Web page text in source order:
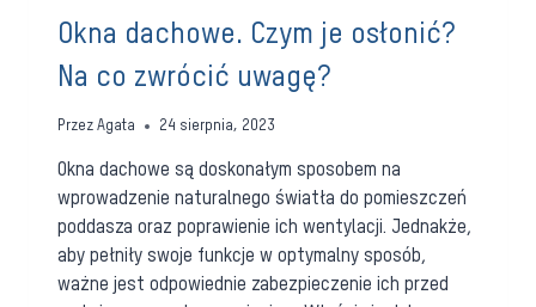
Okna dachowe. Czym je osłonić?
Na co zwrócić uwagę?
Przez Agata 24 sierpnia, 2023
Okna dachowe są doskonałym sposobem na
wprowadzenie naturalnego światła do pomieszczeń
poddasza oraz poprawienie ich wentylacji. Jednakże,
aby pełniły swoje funkcje w optymalny sposób,
ważne jest odpowiednie zabezpieczenie ich przed